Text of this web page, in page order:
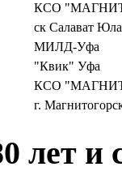
КСО
ск Салават
МИЛД-Уфа
"Квик" Уфа
КСО
г.
лет и